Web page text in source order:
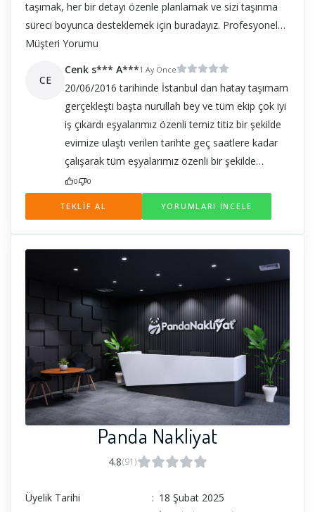
taşımak, her bir detayı özenle planlamak ve sizi taşınma
süreci boyunca desteklemek için buradayız. Profesyonel
kadromuz, müşteri memnuniyetini en üst düzeye
çıkarmak için titizlikle çalışır ve her aşamada sizinle iletişim
halinde olur.
Müşteri Yorumu
CE
Cenk s*** A***1 Ay Önce
20/06/2016 tarihinde İstanbul dan hatay taşımam
gerçekleşti başta nurullah bey ve tüm ekip çok iyi
iş çıkardı eşyalarımız özenli temiz titiz bir şekilde
evimize ulaştı verilen tarihte geç saatlere kadar
çalışarak tüm eşyalarımız özenli bir şekilde
evimize ulaştı çok teşekkür ederim elinize
emeğinize sağlık sevgilerle Eda a****** Cenk
0 0
TEKLİF AL YORUMLARI İNCELE
Panda Nakliyat
4.8(91)
Üyelik Tarihi : 18 Şubat 2025